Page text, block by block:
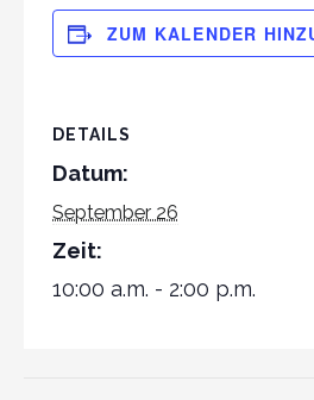
ZUM KALENDER
DETAILS
Datum:
September 26
Zeit:
10:00 a.m. - 2:00 p.m.